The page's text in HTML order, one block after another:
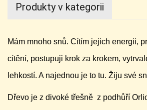
Produkty v kategorii
Mám mnoho snů. Cítím jejich energii,
cítění, postupuji krok za krokem,
lehkostí. A najednou je to tu. Žiju své
Dřevo je z divoké třešně z podhůří